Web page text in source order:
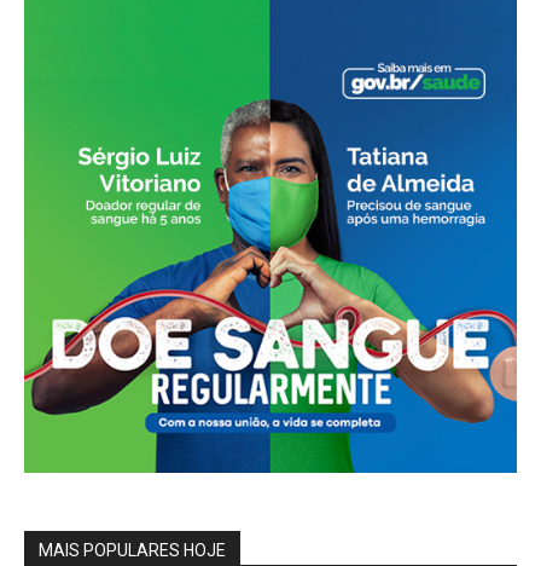
MAIS POPULARES HOJE